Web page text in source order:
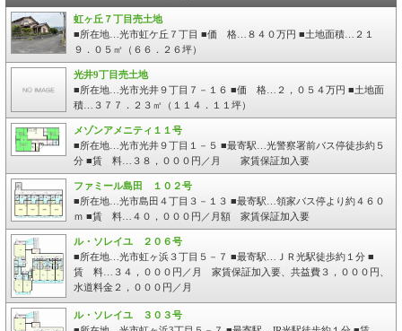
虹ヶ丘７丁目売土地
■所在地…光市虹ケ丘７丁目 ■価 格…８４０万円 ■土地面積…２１
９．０５㎡（６６．２６坪）
光井9丁目売土地
■所在地…光市光井９丁目７－１６ ■価 格…２，０５４万円 ■土地面
積…３７７．２３㎡（１１４．１１坪）
メゾンアメニティ１１号
■所在地…光市光井９丁目１－５ ■最寄駅…光警察署前バス停徒歩約５
分 ■賃 料…３８，０００円／月 家賃保証加入要
ファミール島田 １０２号
■所在地…光市島田４丁目３－１３ ■最寄駅…領家バス停より約４６０
ｍ ■賃 料…４０，０００円／月額 家賃保証加入要
ル・ソレイユ ２０６号
■所在地…光市虹ヶ浜３丁目５－７ ■最寄駅…ＪＲ光駅徒歩約１分 ■
賃 料…３４，０００円／月 家賃保証加入要、共益費３，０００円、
水道料金２，０００円／月
ル・ソレイユ ３０３号